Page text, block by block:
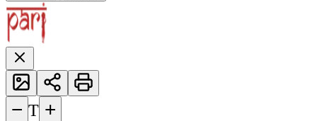
− T +